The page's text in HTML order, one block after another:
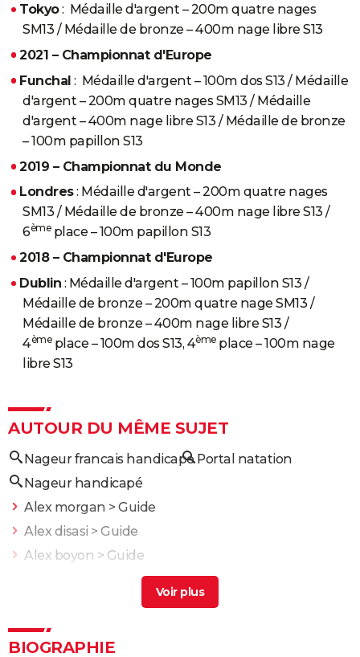
Tokyo: Médaille d'argent – 200m quatre nages
SM13 / Médaille de bronze – 400m nage libre S13
2021 – Championnat d'Europe
Funchal : Médaille d'argent – 100m dos S13 / Médaille
d'argent – 200m quatre nages SM13 / Médaille
d'argent – 400m nage libre S13 / Médaille de bronze
– 100m papillon S13
2019 – Championnat du Monde
Londres: Médaille d'argent – 200m quatre nages
SM13 / Médaille de bronze – 400m nage libre S13 /
6èmeplace – 100m papillon S13
2018 – Championnat d'Europe
Dublin : Médaille d'argent – 100m papillon S13 /
Médaille de bronze – 200m quatre nage SM13 /
Médaille de bronze – 400m nage libre S13 /
4èmeplace – 100m dos S13, 4èmeplace – 100m nage
libre S13
AUTOUR DU MÊME SUJET
Nageur francais handicape Portal natation
Nageur handicapé
Alex morgan > Guide
Alex disasi > Guide
Alex boyon > Guide
Alex Portal (para natation S13 et SM13)
> Guide
BIOGRAPHIE